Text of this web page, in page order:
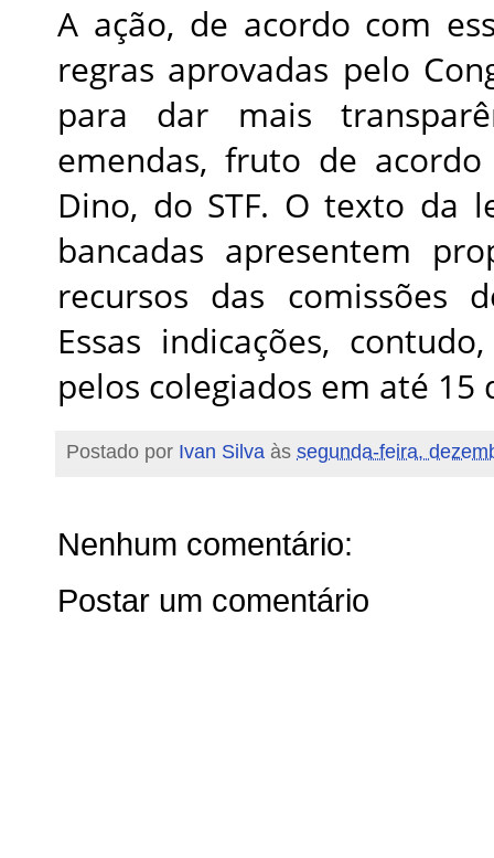
A ação, de acordo com
regras aprovadas pelo
para dar mais
emendas, fruto de
Dino, do STF. O texto da
bancadas apresentem
recursos das comissões
Essas indicações,
pelos colegiados em até
Postado por Ivan Silva às segunda-feira,
Nenhum comentário:
Postar um comentário